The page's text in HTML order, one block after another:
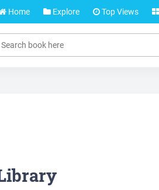
Home Explore Top Views